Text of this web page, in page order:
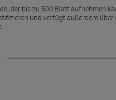
der bis zu 500 Blatt aufnehmen
und verfügt außerdem